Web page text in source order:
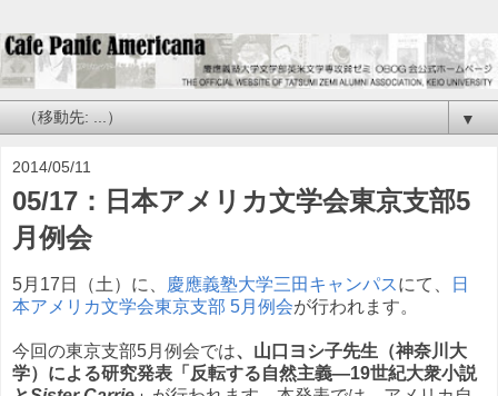
▼
2014/05/11
05/17：日本アメリカ文学会東京支部5
月例会
5月17日（土）に、 慶應義塾大学三田キャンパスにて、
日
本アメリカ文学会東京支部 5月例会が行われます。
今回の東京支部5月例会では、山口ヨシ子先生（神奈川大
学）による研究発表「反転する自然主義―19世紀大衆小説